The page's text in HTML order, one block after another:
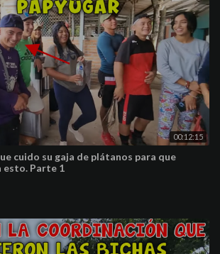
00:12:15
cuido su gaja de plátanos para que
esto. Parte 1